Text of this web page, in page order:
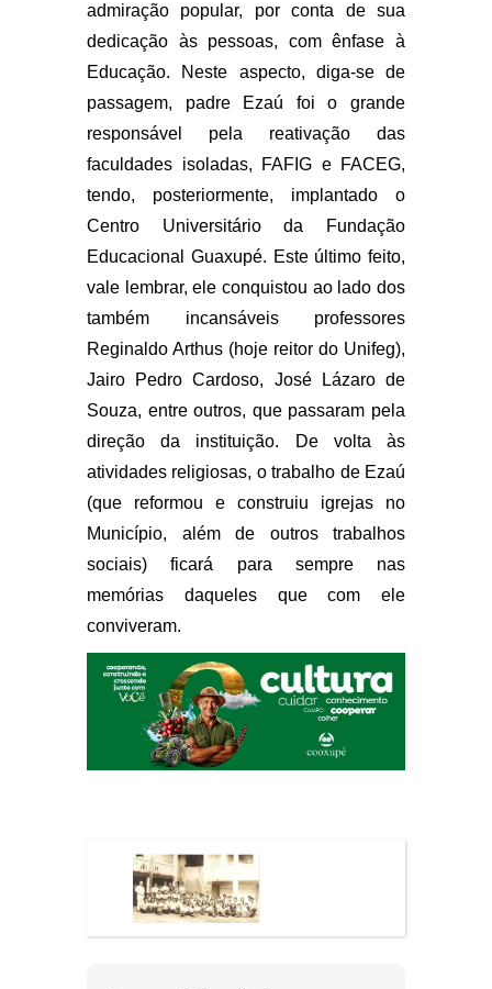
admiração popular, por conta de sua
dedicação às pessoas, com ênfase à
Educação. Neste aspecto, diga-se de
passagem, padre Ezaú foi o grande
responsável pela reativação das
faculdades isoladas, FAFIG e FACEG,
tendo, posteriormente, implantado o
Centro Universitário da Fundação
Educacional Guaxupé. Este último feito,
vale lembrar, ele conquistou ao lado dos
também incansáveis professores
Reginaldo Arthus (hoje reitor do Unifeg),
Jairo Pedro Cardoso, José Lázaro de
Souza, entre outros, que passaram pela
direção da instituição. De volta às
atividades religiosas, o trabalho de Ezaú
(que reformou e construiu igrejas no
Município, além de outros trabalhos
sociais) ficará para sempre nas
memórias daqueles que com ele
conviveram.